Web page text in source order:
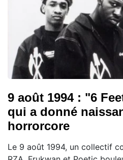
9 août 1994 : "6
qui a donné
horrorcore
Le 9 août 1994, un collectif